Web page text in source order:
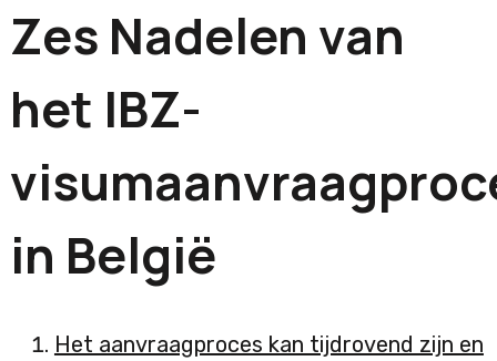
Zes Nadelen van
het IBZ-
in België
Het aanvraagproces kan tijdrovend zijn en